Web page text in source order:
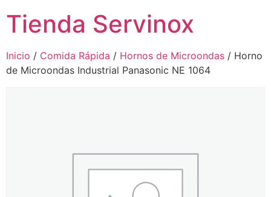
Tienda Servinox
Inicio / Comida Rápida / Hornos de Microondas / Horno
de Microondas Industrial Panasonic NE 1064